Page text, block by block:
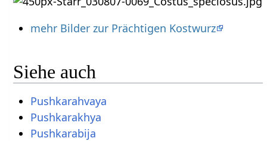
mehr Bilder zur Prächtigen Kostwurz
Siehe auch
Pushkarahvaya
Pushkarakhya
Pushkarabija